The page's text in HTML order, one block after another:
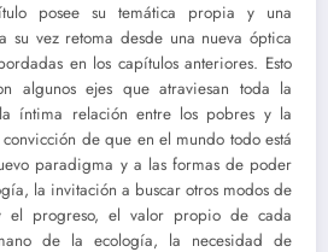
posee su temática propia y una
su vez retoma desde una nueva óptica
en los capítulos anteriores. Esto
algunos ejes que atraviesan toda la
íntima relación entre los pobres y la
de que en el mundo todo está
paradigma y a las formas de poder
la invitación a buscar otros modos de
el progreso, el valor propio de cada
de la ecología, la necesidad de